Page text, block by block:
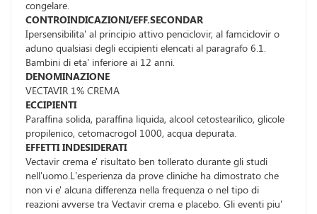
congelare.
CONTROINDICAZIONI/EFF.SECONDAR
Ipersensibilita' al principio attivo penciclovir, al famciclovir o
aduno qualsiasi degli eccipienti elencati al paragrafo 6.1.
Bambini di eta' inferiore ai 12 anni.
DENOMINAZIONE
VECTAVIR 1% CREMA
ECCIPIENTI
Paraffina solida, paraffina liquida, alcool cetostearilico, glicole
propilenico, cetomacrogol 1000, acqua depurata.
EFFETTI INDESIDERATI
Vectavir crema e' risultato ben tollerato durante gli studi
nell'uomo.L'esperienza da prove cliniche ha dimostrato che
non vi e' alcuna differenza nella frequenza o nel tipo di
reazioni avverse tra Vectavir crema e placebo. Gli eventi piu'